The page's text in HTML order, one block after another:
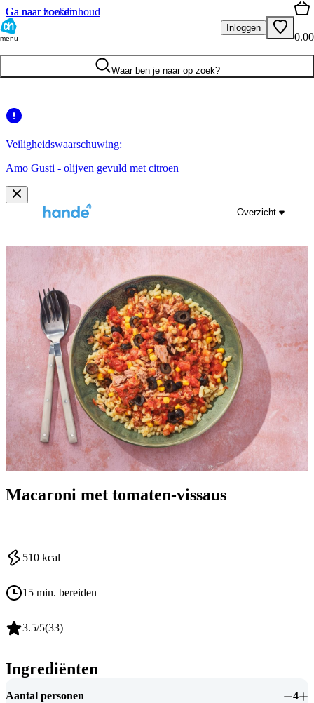
Ga naar hoofdinhoud
Ga naar zoeken
menu
Inloggen
0.00
Waar ben je naar op zoek?
Veiligheidswaarschuwing:
Amo Gusti - olijven gevuld met citroen
Overzicht
Macaroni met tomaten-vissaus
510 kcal
15 min. bereiden
3.5/5(33)
Ingrediënten
Aantal personen 4